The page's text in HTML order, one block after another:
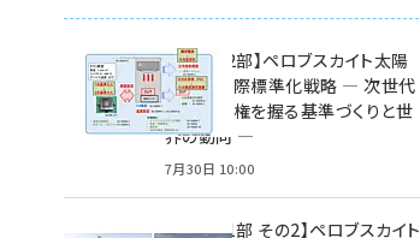
特集【第2部】ペロブスカイト太陽
電池の国際標準化戦略 ― 次世代
市場の覇権を握る基準づくりと世
界の動向 ―
7月30日 10:00
特集【第1部 その2】ペロブスカイト